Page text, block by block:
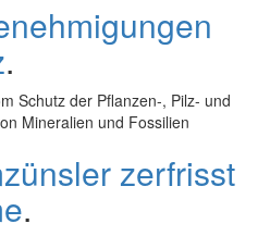
.
Schutz der Pflanzen-, Pilz- und
Mineralien und Fossilien
zerfrisst
.